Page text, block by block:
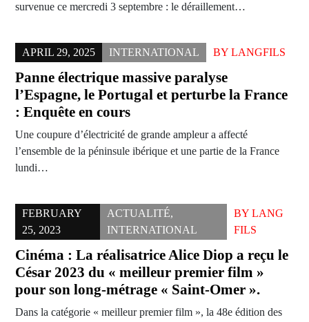
survenue ce mercredi 3 septembre : le déraillement…
APRIL 29, 2025 INTERNATIONAL BY LANGFILS
Panne électrique massive paralyse
l’Espagne, le Portugal et perturbe la France
: Enquête en cours
Une coupure d’électricité de grande ampleur a affecté
l’ensemble de la péninsule ibérique et une partie de la France
lundi…
FEBRUARY
25, 2023
ACTUALITÉ,
INTERNATIONAL
BY LANG
FILS
Cinéma : La réalisatrice Alice Diop a reçu le
César 2023 du « meilleur premier film »
pour son long-métrage « Saint-Omer ».
Dans la catégorie « meilleur premier film », la 48e édition des